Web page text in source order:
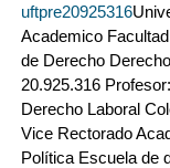
uftpre20925316
Academico
de Derecho
20.925.316
Derecho Laboral
Vice Rectorado
Política Escuela de